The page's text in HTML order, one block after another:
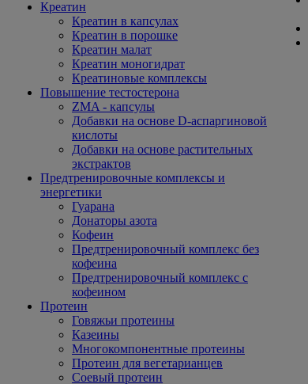
Креатин
Креатин в капсулах
Креатин в порошке
Креатин малат
Креатин моногидрат
Креатиновые комплексы
Повышение тестостерона
ZMA - капсулы
Добавки на основе D-аспаргиновой
кислоты
Добавки на основе растительных
экстрактов
Предтренировочные комплексы и
энергетики
Гуарана
Донаторы азота
Кофеин
Предтренировочный комплекс без
кофеина
Предтренировочный комплекс с
кофеином
Протеин
Говяжьи протеины
Казеины
Многокомпонентные протеины
Протеин для вегетарианцев
Соевый протеин